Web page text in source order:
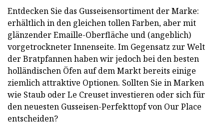
Entdecken Sie das Gusseisensortiment der Marke:
erhältlich in den gleichen tollen Farben, aber mit
glänzender Emaille-Oberfläche und (angeblich)
vorgetrockneter Innenseite. Im Gegensatz zur Welt
der Bratpfannen haben wir jedoch bei den besten
holländischen Öfen auf dem Markt bereits einige
ziemlich attraktive Optionen. Sollten Sie in Marken
wie Staub oder Le Creuset investieren oder sich für
den neuesten Gusseisen-Perfekttopf von Our Place
entscheiden?